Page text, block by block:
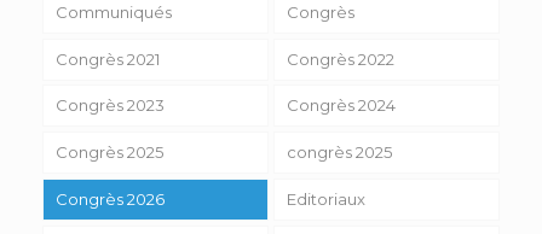
Communiqués Congrès
Congrès 2021 Congrès 2022
Congrès 2023 Congrès 2024
Congrès 2025 congrès 2025
Congrès 2026 Editoriaux